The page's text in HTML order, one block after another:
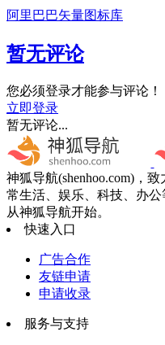
阿里巴巴矢量图标库
暂无评论
您必须登录才能参与评论！
立即登录
暂无评论...
神狐导航(shenhoo.com)，
常生活、娱乐、科技、办
从神狐导航开始。
快速入口
广告合作
友链申请
申请收录
服务与支持